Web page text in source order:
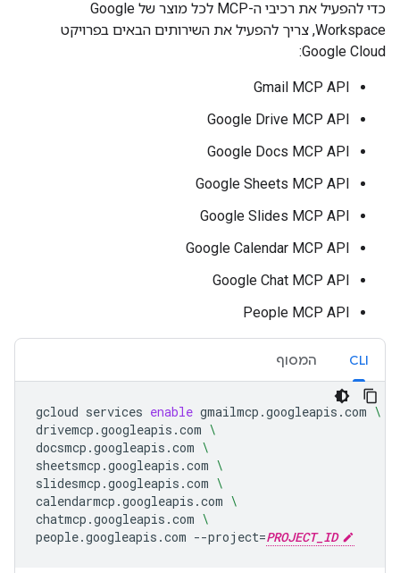
כדי להפעיל את רכיבי ה-MCP לכל מוצר של Google
Workspace, צריך להפעיל את השירותים הבאים בפרויקט
Google Cloud:
Gmail MCP API
Google Drive MCP API
Google Docs MCP API
Google Sheets MCP API
Google Slides MCP API
Google Calendar MCP API
Google Chat MCP API
People MCP API
CLI המסוף
gcloud services enable gmailmcp.googleapis.com \
drivemcp.googleapis.com \
docsmcp.googleapis.com \
sheetsmcp.googleapis.com \
slidesmcp.googleapis.com \
calendarmcp.googleapis.com \
chatmcp.googleapis.com \
people.googleapis.com --project=PROJECT_ID